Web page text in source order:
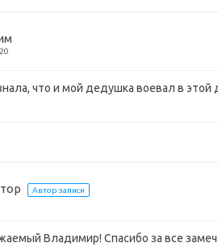
что и мой дедушка воевал в этой
Автор записи
Владимир! Спасибо за все